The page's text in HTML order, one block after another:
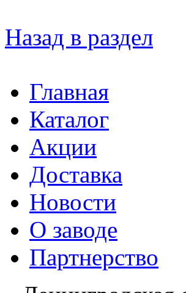
Назад в раздел
Главная
Каталог
Акции
Доставка
Новости
О заводе
Партнерство